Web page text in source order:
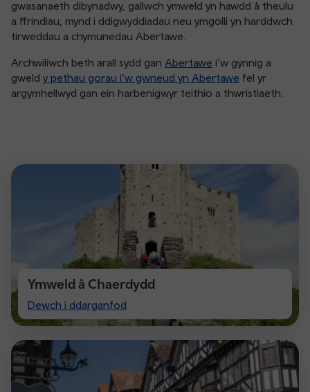
gwasanaeth dibynadwy, gallwch ymweld yn hawdd â theulu
a ffrindiau, mynd i ddigwyddiadau neu ymgolli yn harddwch
tirweddau a chymunedau Abertawe.
Archwiliwch beth arall sydd gan Abertawe i’w gynnig a
gweld y pethau gorau i’w gwneud yn Abertawe fel yr
argymhellwyd gan ein harbenigwyr teithio a thwristiaeth.
Ymweld â Chaerdydd
Dewch i ddarganfod
Visit
Cardiff